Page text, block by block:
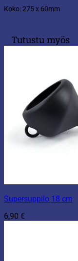
Koko: 275 x 60mm
Tutustu myös
Supersuppilo 18 cm
6,90 €